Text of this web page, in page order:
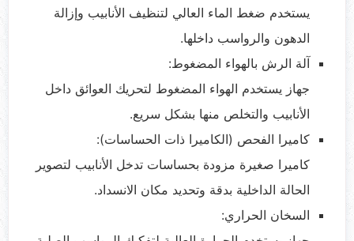
يستخدم ضغط الماء العالي لتنظيف الأنابيب وإزالة
الدهون والرواسب داخلها.
آلة الرش بالهواء المضغوط:
جهاز يستخدم الهواء المضغوط لتحريك العوائق داخل
الأنابيب والتخلص منها بشكل سريع.
كاميرا الفحص (الكاميرا ذات الحساسات):
كاميرا صغيرة مزودة بحساسات تدخل الأنابيب لتصوير
الحالة الداخلية بدقة وتحديد مكان الانسداد.
السخان الحراري: